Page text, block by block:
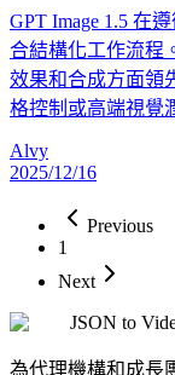
GPT Image 1.5 在
合結構化工作流程
效果和合成方面領
格控制或高端視覺
Alvy
2025/12/16
Previous
1
Next
JSON to
為代理機構和成長